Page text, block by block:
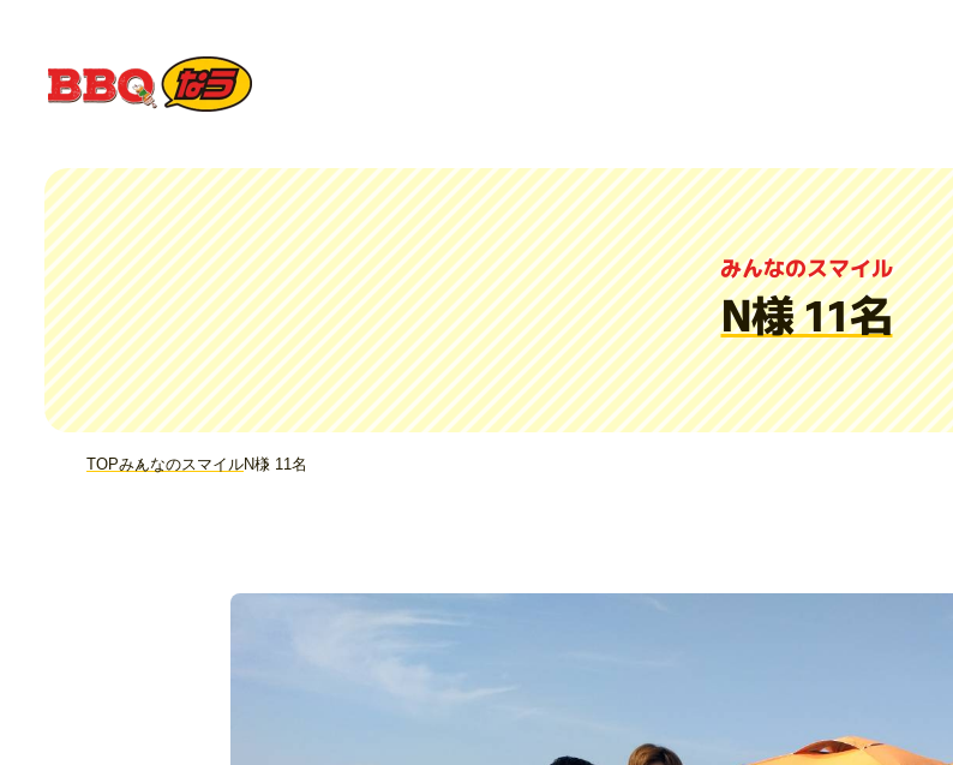
みんなのスマイル
N様 11名
TOPみんなのスマイルN様 11名